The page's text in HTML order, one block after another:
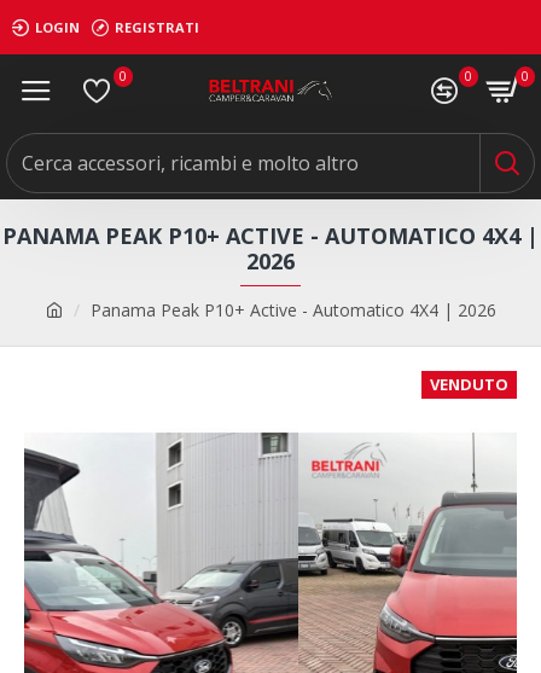
LOGIN REGISTRATI
0 0 0
Panama Peak P10+ Active - Automatico 4X4 | 2026
PANAMA PEAK P10+ ACTIVE - AUTOMATICO 4X4 |
2026
VENDUTO